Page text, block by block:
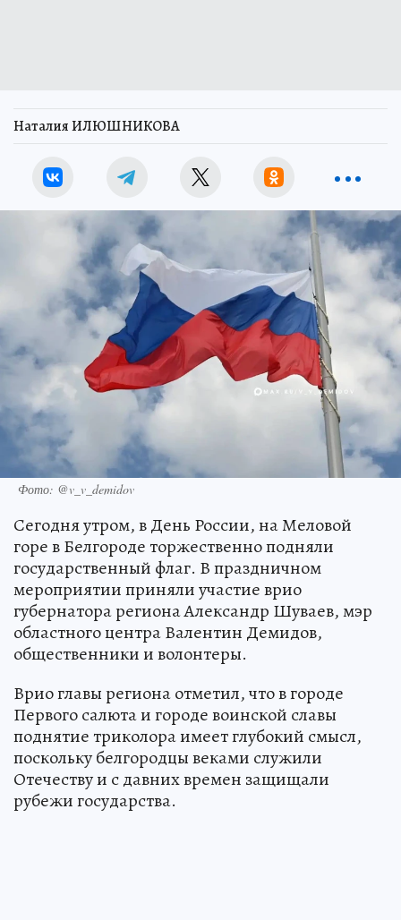
Наталия ИЛЮШНИКОВА
Фото: @v_v_demidov
Сегодня утром, в День России, на Меловой
горе в Белгороде торжественно подняли
государственный флаг. В праздничном
мероприятии приняли участие врио
губернатора региона Александр Шуваев, мэр
областного центра Валентин Демидов,
общественники и волонтеры.
Врио главы региона отметил, что в городе
Первого салюта и городе воинской славы
поднятие триколора имеет глубокий смысл,
поскольку белгородцы веками служили
Отечеству и с давних времен защищали
рубежи государства.